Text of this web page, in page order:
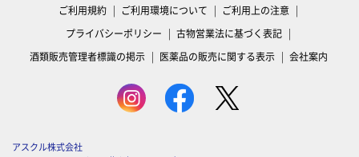
ご利用規約 ご利用環境について
ご利用上の注意
プライバシーポリシー
古物営業法に基づく表記
酒類販売管理者標識の掲示
医薬品の販売に関する表示 会社案内
アスクル株式会社